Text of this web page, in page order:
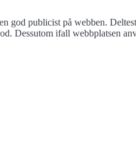
god publicist på webben.
Dessutom ifall webbplatsen